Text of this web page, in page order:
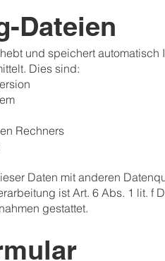
Dateien
und speichert
Dies sind:
Rechners
Daten mit anderen
ist Art. 6 Abs. 1 lit. f
gestattet.